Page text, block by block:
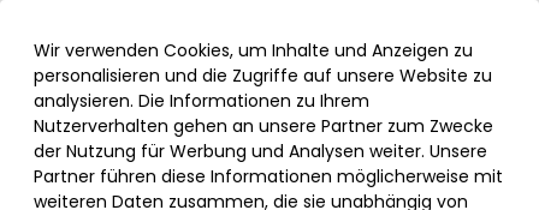
Informationen und Einstellungen zur Barrierefreiheit
Menü
Wir verwenden Cookies, um Inhalte und Anzeigen zu
personalisieren und die Zugriffe auf unsere Website zu
analysieren. Die Informationen zu Ihrem
Nutzerverhalten gehen an unsere Partner zum Zwecke
der Nutzung für Werbung und Analysen weiter. Unsere
Partner führen diese Informationen möglicherweise mit
weiteren Daten zusammen, die sie unabhängig von